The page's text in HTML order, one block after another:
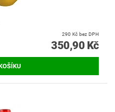
290 Kč bez DPH
350,90 Kč